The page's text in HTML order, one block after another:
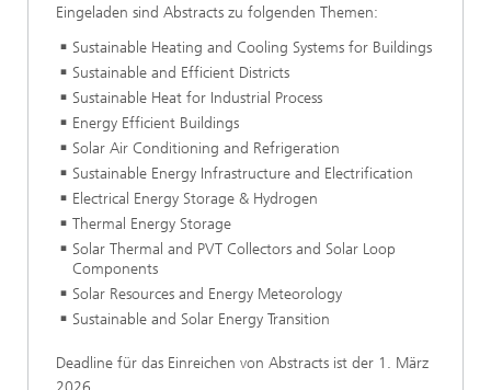
Eingeladen sind Abstracts zu folgenden Themen:
Sustainable Heating and Cooling Systems for Buildings
Sustainable and Efficient Districts
Sustainable Heat for Industrial Process
Energy Efficient Buildings
Solar Air Conditioning and Refrigeration
Sustainable Energy Infrastructure and Electrification
Electrical Energy Storage & Hydrogen
Thermal Energy Storage
Solar Thermal and PVT Collectors and Solar Loop
Components
Solar Resources and Energy Meteorology
Sustainable and Solar Energy Transition
Deadline für das Einreichen von Abstracts ist der 1. März